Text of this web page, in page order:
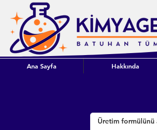
Ana Sayfa Hakkında